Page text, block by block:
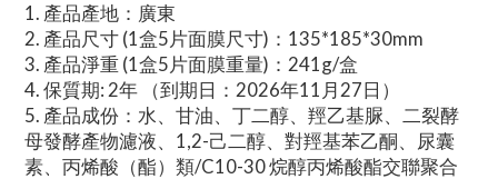
1.⁠ ⁠產品產地：廣東
2.⁠ ⁠產品尺寸 (1盒5片面膜尺寸)：135*185*30mm
3.⁠ ⁠產品淨重 (1盒5片面膜重量)：241g/盒
4.⁠ ⁠保質期: 2年 （到期日：2026年11月27日）
5.⁠ ⁠產品成份：水、甘油、丁二醇、羥乙基脲、二裂酵
母發酵產物濾液、1,2-己二醇、對羥基苯乙酮、尿囊
素、丙烯酸（酯）類/C10-30 烷醇丙烯酸酯交聯聚合